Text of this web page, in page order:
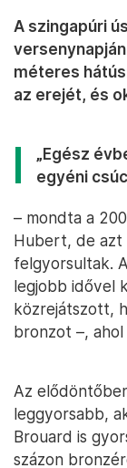
A szingapúri
méteres
az erejét, és
„Egész
egyéni
– mondta a
Hubert, de azt
felgyorsultak.
legjobb idővel
közrejátszott,
bronzot –,
Az
leggyorsabb,
Brouard is
százon